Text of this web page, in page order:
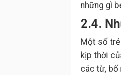
những gì
2.4.
Một số
kịp thời
các từ, bố